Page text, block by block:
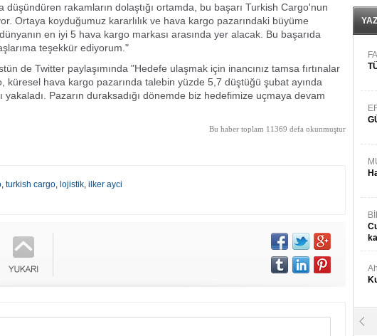
düşündüren rakamların dolaştığı ortamda, bu başarı Turkish Cargo'nun
Ortaya koyduğumuz kararlılık ve hava kargo pazarındaki büyüme
en iyi 5 hava kargo markası arasında yer alacak. Bu başarıda
teşekkür ediyorum."
de Twitter paylaşımında "Hedefe ulaşmak için inancınız tamsa fırtınalar
küresel hava kargo pazarında talebin yüzde 5,7 düştüğü şubat ayında
yakaladı. Pazarın duraksadığı dönemde biz hedefimize uçmaya devam
Bu haber toplam 11369 defa okunmuştur
, turkish cargo, lojistik, ilker ayci